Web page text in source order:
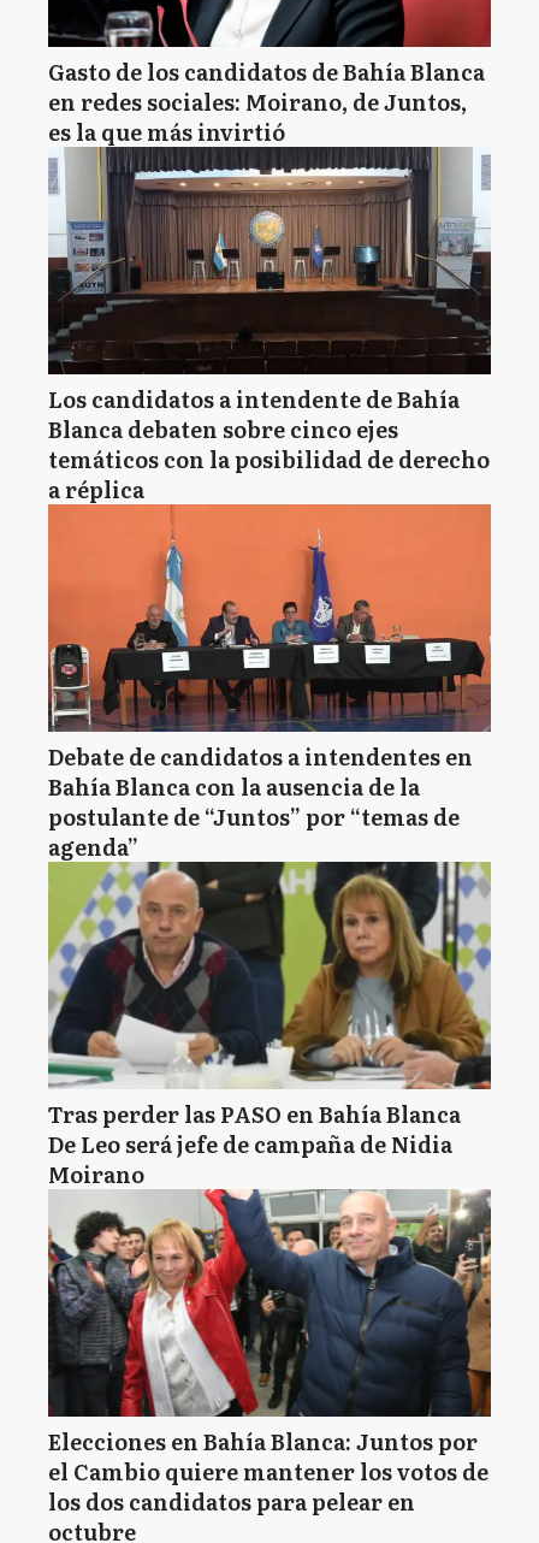
Gasto de los candidatos de Bahía Blanca
en redes sociales: Moirano, de Juntos,
es la que más invirtió
Los candidatos a intendente de Bahía
Blanca debaten sobre cinco ejes
temáticos con la posibilidad de derecho
a réplica
Debate de candidatos a intendentes en
Bahía Blanca con la ausencia de la
postulante de “Juntos” por “temas de
agenda”
Tras perder las PASO en Bahía Blanca
De Leo será jefe de campaña de Nidia
Moirano
Elecciones en Bahía Blanca: Juntos por
el Cambio quiere mantener los votos de
los dos candidatos para pelear en
octubre